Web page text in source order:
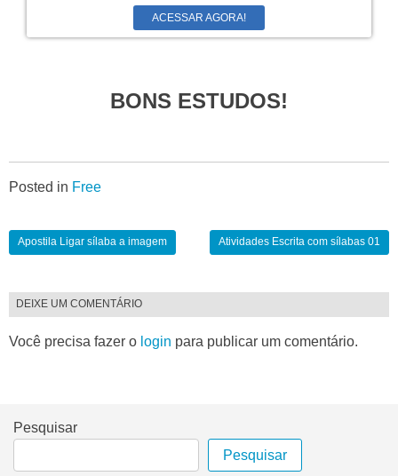
ACESSAR AGORA!
BONS ESTUDOS!
Posted in Free
Apostila Ligar sílaba a imagem Atividades Escrita com sílabas 01
DEIXE UM COMENTÁRIO
Você precisa fazer o login para publicar um comentário.
Pesquisar
Pesquisar